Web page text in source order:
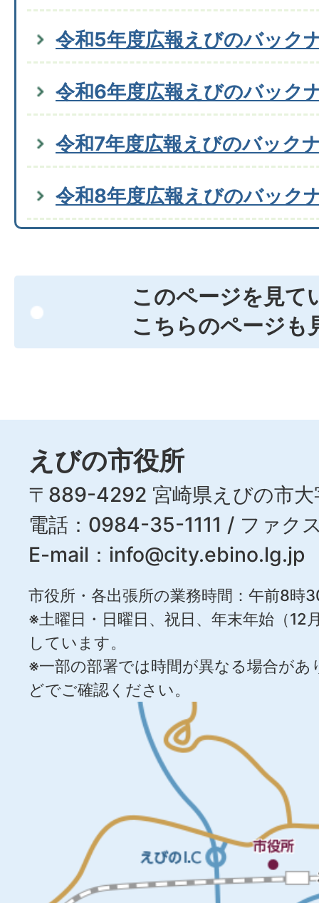
令和5年度広報えびのバック
令和6年度広報えびのバック
令和7年度広報えびのバック
令和8年度広報えびのバック
このページを見て
こちらのページも
えびの市役所
〒889-4292 宮崎県えびの市大
電話：0984-35-1111 / ファ
E-mail： info@city.ebino.lg.jp
市役所・各出張所の業務時間：午前8時
※土曜日・日曜日、祝日、年末年始（12
しています。
※一部の部署では時間が異なる場合が
どでご確認ください。